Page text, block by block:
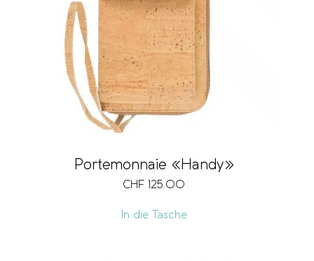
Portemonnaie «Handy»
CHF 125.00
In die Tasche